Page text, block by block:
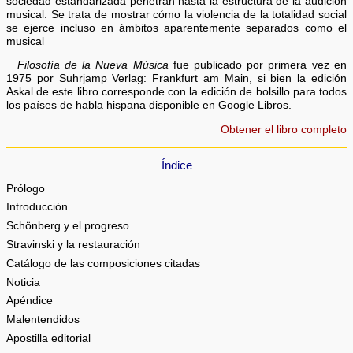
musical. Se trata de mostrar cómo la violencia de la totalidad social
se ejerce incluso en ámbitos aparentemente separados como el
musical
Filosofía de la Nueva Músicafue publicado por primera vez en
1975 por Suhrjamp Verlag: Frankfurt am Main, si bien la edición
Askal de este libro corresponde con la edición de bolsillo para todos
los países de habla hispana disponible en Google Libros.
Obtener el libro completo
Índice
Prólogo
Introducción
Schönberg y el progreso
Stravinski y la restauración
Catálogo de las composiciones citadas
Noticia
Apéndice
Malentendidos
Apostilla editorial